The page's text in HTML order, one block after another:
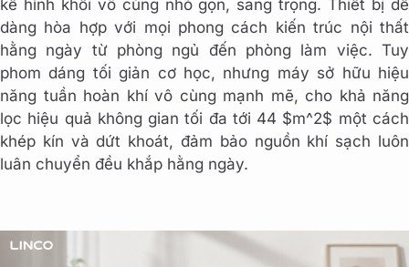
kế hình khối vô cùng nhỏ gọn, sang trọng. Thiết bị dễ
dàng hòa hợp với mọi phong cách kiến trúc nội thất
hằng ngày từ phòng ngủ đến phòng làm việc. Tuy
phom dáng tối giản cơ học, nhưng máy sở hữu hiệu
năng tuần hoàn khí vô cùng mạnh mẽ, cho khả năng
lọc hiệu quả không gian tối đa tới 44 $m^2$ một cách
khép kín và dứt khoát, đảm bảo nguồn khí sạch luôn
luân chuyển đều khắp hằng ngày.